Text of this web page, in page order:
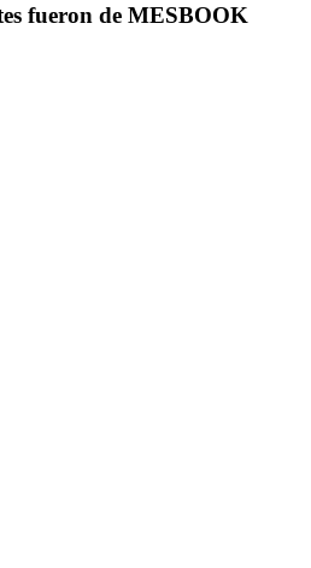
fueron de MESBOOK